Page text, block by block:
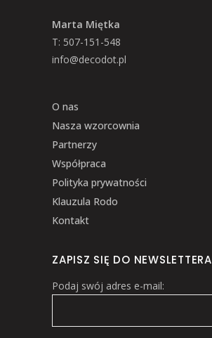
Marta Miętka
T: 507-151-548
info@decodot.pl
O nas
Nasza wzorcownia
Partnerzy
Współpraca
Polityka prywatności
Klauzula Rodo
Kontakt
ZAPISZ SIĘ DO NEWSLETTERA
Podaj swój adres e-mail: